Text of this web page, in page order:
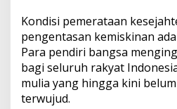
Kondisi pemerataan
pengentasan kemiskinan
Para pendiri bangsa
bagi seluruh rakyat
mulia yang hingga kini
terwujud.